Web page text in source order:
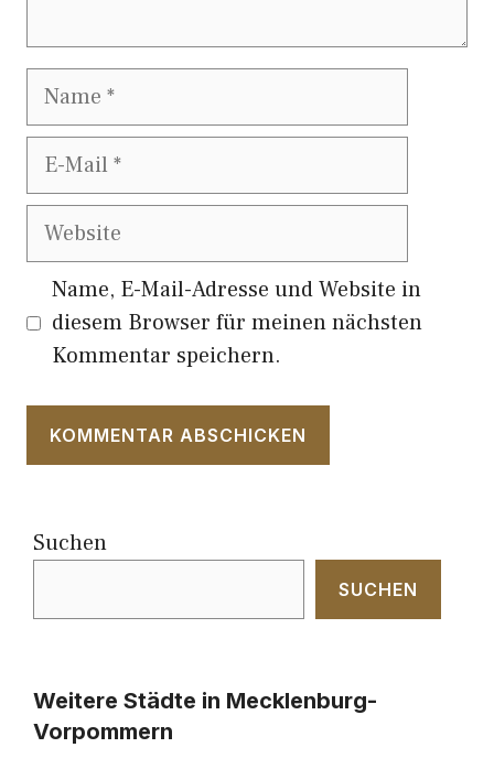
Name
E-
Website
Name, E-Mail-Adresse und Website in
diesem Browser für meinen nächsten
Kommentar speichern.
Suchen
SUCHEN
Weitere Städte in Mecklenburg-
Vorpommern